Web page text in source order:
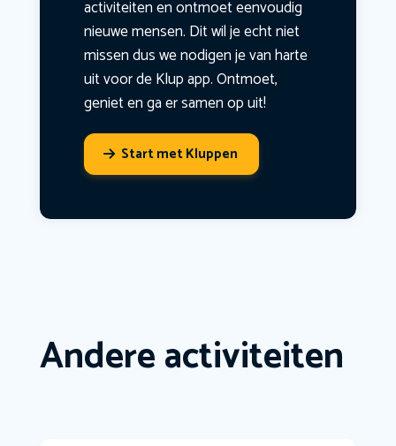
activiteiten en ontmoet eenvoudig
nieuwe mensen. Dit wil je echt niet
missen dus we nodigen je van harte
uit voor de Klup app. Ontmoet,
geniet en ga er samen op uit!
Start met Kluppen
Andere activiteiten